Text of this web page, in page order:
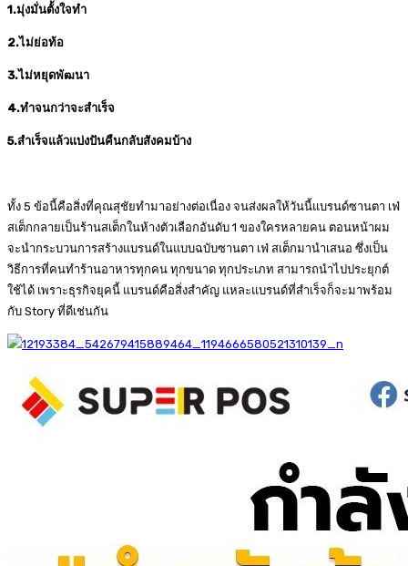
1.มุ่งมั่นตั้งใจทำ
2.ไม่ย่อท้อ
3.ไม่หยุดพัฒนา
4.ทำจนกว่าจะสำเร็จ
5.สำเร็จแล้วแบ่งปันคืนกลับสังคมบ้าง
ทั้ง 5 ข้อนี้คือสิ่งที่คุณสุชัยทำมาอย่างต่อเนื่อง จนส่งผลให้วันนี้แบรนด์ซานตา เฟ่
สเต็กกลายเป็นร้านสเต็กในห้างตัวเลือกอันดับ 1 ของใครหลายคน ตอนหน้าผม
จะนำกระบวนการสร้างแบรนด์ในแบบฉบับซานตา เฟ่ สเต็กมานำเสนอ ซึ่งเป็น
วิธีการที่คนทำร้านอาหารทุกคน ทุกขนาด ทุกประเภท สามารถนำไปประยุกต์
ใช้ได้ เพราะธุรกิจยุคนี้ แบรนด์คือสิ่งสำคัญ แหละแบรนด์ที่สำเร็จก็จะมาพร้อม
กับ Story ที่ดีเช่นกัน